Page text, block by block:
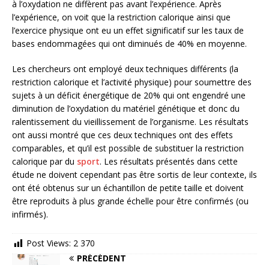
à l’oxydation ne diffèrent pas avant l’expérience. Après
l’expérience, on voit que la restriction calorique ainsi que
l’exercice physique ont eu un effet significatif sur les taux de
bases endommagées qui ont diminués de 40% en moyenne.
Les chercheurs ont employé deux techniques différents (la
restriction calorique et l’activité physique) pour soumettre des
sujets à un déficit énergétique de 20% qui ont engendré une
diminution de l’oxydation du matériel génétique et donc du
ralentissement du vieillissement de l’organisme. Les résultats
ont aussi montré que ces deux techniques ont des effets
comparables, et qu’il est possible de substituer la restriction
calorique par du sport. Les résultats présentés dans cette
étude ne doivent cependant pas être sortis de leur contexte, ils
ont été obtenus sur un échantillon de petite taille et doivent
être reproduits à plus grande échelle pour être confirmés (ou
infirmés).
Post Views: 2 370
PRÉCÉDENT